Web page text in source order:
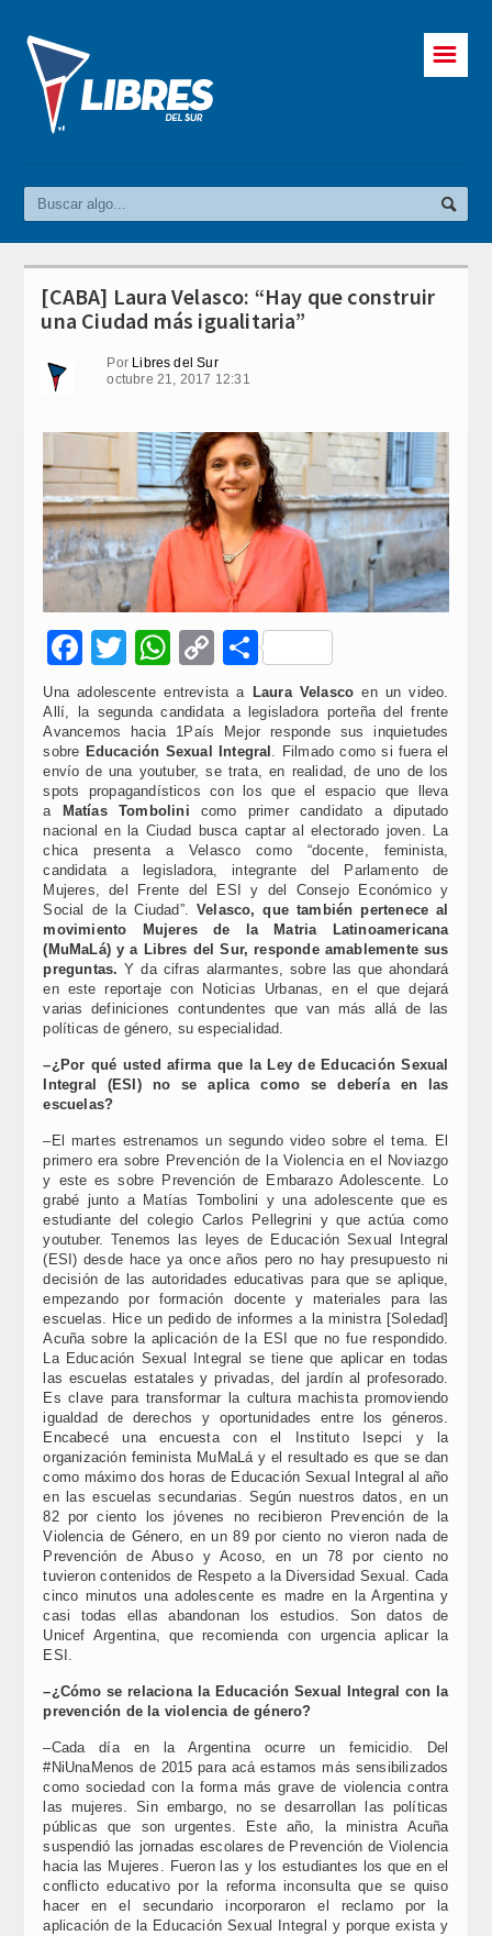
☰
[CABA] Laura Velasco: “Hay que construir
una Ciudad más igualitaria”
Por Libres del Sur
octubre 21, 2017 12:31
Facebook
Twitter
WhatsApp
Copy
Link
Compartir
Una adolescente entrevista aLaura Velasco en un video.
Allí, la segunda candidata a legisladora porteña del frente
Avancemos hacia 1País Mejor responde sus inquietudes
sobre Educación Sexual Integral . Filmado como si fuera el
envío de una youtuber, se trata, en realidad, de uno de los
spots propagandísticos con los que el espacio que lleva
a
Matías Tombolini como primer candidato a diputado
nacional en la Ciudad busca captar al electorado joven. La
chica presenta a Velasco como “docente, feminista,
candidata a legisladora, integrante del Parlamento de
Mujeres, del Frente del ESI y del Consejo Económico y
Social de la Ciudad”. Velasco, que también pertenece al
movimiento Mujeres de la Matria Latinoamericana
(MuMaLá) y a Libres del Sur, responde amablemente sus
preguntas. Y da cifras alarmantes, sobre las que ahondará
en este reportaje con Noticias Urbanas, en el que dejará
varias definiciones contundentes que van más allá de las
políticas de género, su especialidad.
–¿Por qué usted afirma que la Ley de Educación Sexual
Integral (ESI) no se aplica como se debería en las
escuelas?
–El martes estrenamos un segundo video sobre el tema. El
primero era sobre Prevención de la Violencia en el Noviazgo
y este es sobre Prevención de Embarazo Adolescente. Lo
grabé junto a Matías Tombolini y una adolescente que es
estudiante del colegio Carlos Pellegrini y que actúa como
youtuber. Tenemos las leyes de Educación Sexual Integral
(ESI) desde hace ya once años pero no hay presupuesto ni
decisión de las autoridades educativas para que se aplique,
empezando por formación docente y materiales para las
escuelas. Hice un pedido de informes a la ministra [Soledad]
Acuña sobre la aplicación de la ESI que no fue respondido.
La Educación Sexual Integral se tiene que aplicar en todas
las escuelas estatales y privadas, del jardín al profesorado.
Es clave para transformar la cultura machista promoviendo
igualdad de derechos y oportunidades entre los géneros.
Encabecé una encuesta con el Instituto Isepci y la
organización feminista MuMaLá y el resultado es que se dan
como máximo dos horas de Educación Sexual Integral al año
en las escuelas secundarias. Según nuestros datos, en un
82 por ciento los jóvenes no recibieron Prevención de la
Violencia de Género, en un 89 por ciento no vieron nada de
Prevención de Abuso y Acoso, en un 78 por ciento no
tuvieron contenidos de Respeto a la Diversidad Sexual. Cada
cinco minutos una adolescente es madre en la Argentina y
casi todas ellas abandonan los estudios. Son datos de
Unicef Argentina, que recomienda con urgencia aplicar la
ESI.
–¿Cómo se relaciona la Educación Sexual Integral con la
prevención de la violencia de género?
–Cada día en la Argentina ocurre un femicidio. Del
#NiUnaMenos de 2015 para acá estamos más sensibilizados
como sociedad con la forma más grave de violencia contra
las mujeres. Sin embargo, no se desarrollan las políticas
públicas que son urgentes. Este año, la ministra Acuña
suspendió las jornadas escolares de Prevención de Violencia
hacia las Mujeres. Fueron las y los estudiantes los que en el
conflicto educativo por la reforma inconsulta que se quiso
hacer en el secundario incorporaron el reclamo por la
aplicación de la Educación Sexual Integral y porque exista y